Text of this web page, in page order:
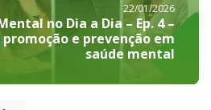
22/01/2026
no Dia a Dia – Ep. 4 –
e prevenção em
saúde mental